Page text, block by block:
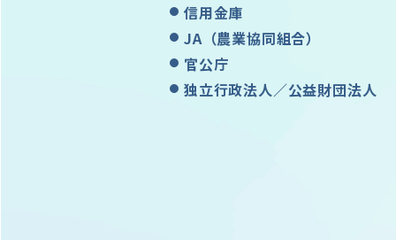
信用金庫
JA（農業協同組合）
官公庁
独立行政法人／公益財団法人